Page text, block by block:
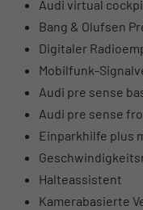
Audi virtual
Bang & Olufsen
Digitaler
Mobilfunk-
Audi pre sense
Audi pre sense
Einparkhilfe plus
Halteassistent
Kamerabasierte